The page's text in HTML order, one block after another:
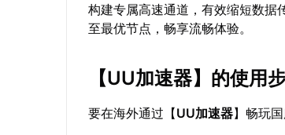
构建专属高速通道，有效缩短数据
至最优节点，畅享流畅体验。
【UU加速器】的使用
要在海外通过【UU加速器】畅玩